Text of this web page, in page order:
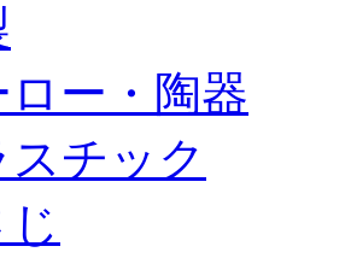
ロー・陶器
スチック